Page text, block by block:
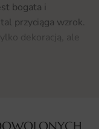
bogata i
przyciąga wzrok.
dekoracją, ale